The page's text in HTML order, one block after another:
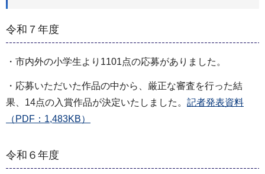
令和７年度
・市内外の小学生より1101点の応募がありました。
・応募いただいた作品の中から、厳正な審査を行った結
果、14点の入賞作品が決定いたしました。 記者発表資料
（PDF：1,483KB）
令和６年度